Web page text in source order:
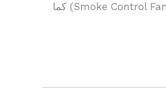
شيوعًا في بيئات العمل والمصانع، وتُستخدم لضمان: أنواع هذه المراوح: أماكن استخدامها: 2. مروحة خاصة بأنظمة مكافحة الحريق والدخان (Smoke Control Fans) كما